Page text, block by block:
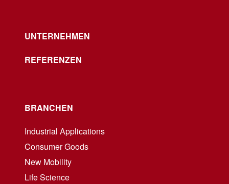
UNTERNEHMEN
REFERENZEN
BRANCHEN
Industrial Applications
Consumer Goods
New Mobility
Life Science